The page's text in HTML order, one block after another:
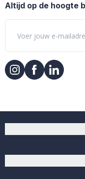
Altijd op de hoogte